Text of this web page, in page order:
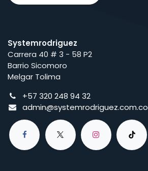
Systemrodriguez
Carrera 40 # 3 - 58 P2
Barrio Sicomoro
Melgar Tolima
+57 320 248 94 32
admin@systemrodriguez.com.co